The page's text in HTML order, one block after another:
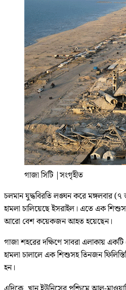
গাজা সিটি |সংগৃহীত
চলমান যুদ্ধবিরতি লঙ্ঘন করে মঙ্গলবার (৭
হামলা চালিয়েছে ইসরাইল। এতে এক
আরো বেশ কয়েকজন আহত হয়েছেন।
গাজা শহরের দক্ষিণে সাবরা এলাকায়
হামলা চালালে এক শিশুসহ তিনজন
হন।